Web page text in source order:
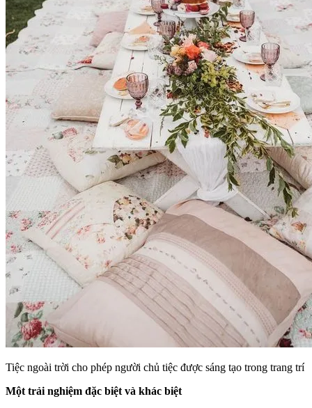
Tiệc ngoài trời cho phép người chủ tiệc được sáng tạo trong trang trí
Một trải nghiệm đặc biệt và khác biệt